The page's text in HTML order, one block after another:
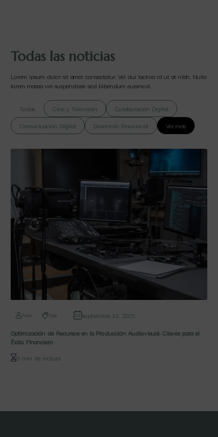
Todas las noticias
Lorem ipsum dolor sit amet consectetur. Vel dui lacinia id ut at nibh. Nulla
lorem massa vel suspendisse sed bibendum euismod.
Todas Cine y Televisión
Colaboración Digital
Comunicación Digital
Desarrollo Emocional Ver más
Autor Tags
septiembre 13, 2025
Optimización de Recursos en la Producción Audiovisual: Claves para el
Éxito Financiero
8 min de lectura